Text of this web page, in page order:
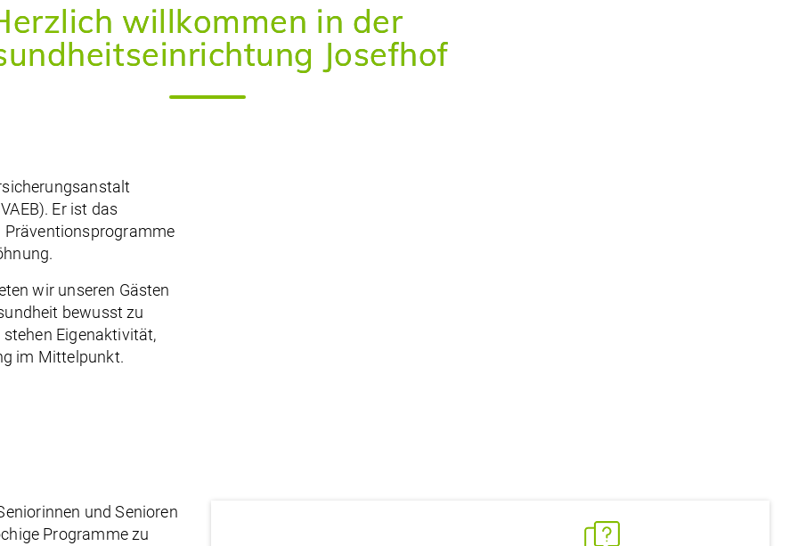
willkommen in der
Josefhof
Er ist das
wir unseren Gästen
bewusst zu
Eigenaktivität,
im Mittelpunkt.
und Senioren
Programme zu